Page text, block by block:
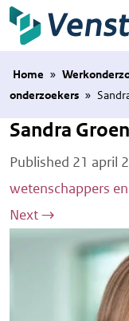
Naar hoofdinhoud
Home »
onderzoekers »
Sandra
Published 21 april
wetenschappers
Next→